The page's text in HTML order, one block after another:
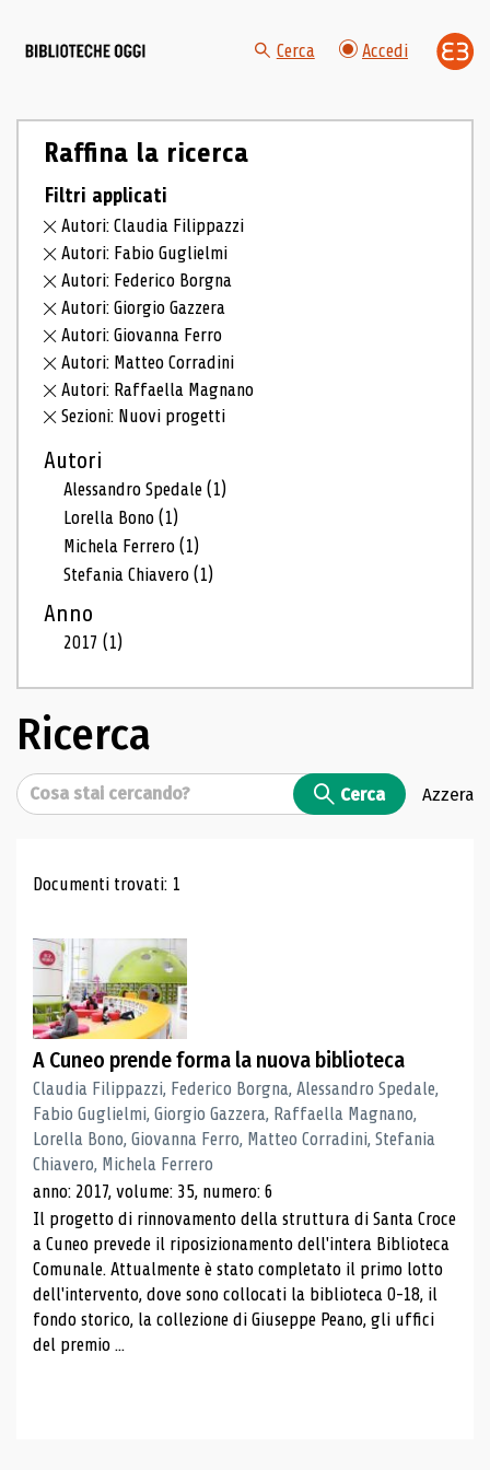
Cerca Accedi
Raffina la ricerca
Filtri applicati
Autori: Claudia Filippazzi
Autori: Fabio Guglielmi
Autori: Federico Borgna
Autori: Giorgio Gazzera
Autori: Giovanna Ferro
Autori: Matteo Corradini
Autori: Raffaella Magnano
Sezioni: Nuovi progetti
Autori
Alessandro Spedale(1)
Lorella Bono(1)
Michela Ferrero(1)
Stefania Chiavero(1)
Anno
2017(1)
Ricerca
Cerca Cerca Azzera
Risultati di ricerca
Documenti trovati: 1
A Cuneo prende forma la nuova biblioteca
Claudia Filippazzi, Federico Borgna, Alessandro Spedale,
Fabio Guglielmi, Giorgio Gazzera, Raffaella Magnano,
Lorella Bono, Giovanna Ferro, Matteo Corradini, Stefania
Chiavero, Michela Ferrero
anno: 2017, volume: 35, numero: 6
Il progetto di rinnovamento della struttura di Santa Croce
a Cuneo prevede il riposizionamento dell'intera Biblioteca
Comunale. Attualmente è stato completato il primo lotto
dell'intervento, dove sono collocati la biblioteca 0-18, il
fondo storico, la collezione di Giuseppe Peano, gli uffici
del premio ...